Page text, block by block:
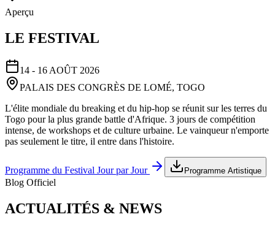
Aperçu
LE FESTIVAL
14 - 16 AOÛT 2026
PALAIS DES CONGRÈS DE LOMÉ, TOGO
L'élite mondiale du breaking et du hip-hop se réunit sur les terres du
Togo pour la plus grande battle d'Afrique. 3 jours de compétition
intense, de workshops et de culture urbaine. Le vainqueur n'emporte
pas seulement le titre, il entre dans l'histoire.
Programme du Festival Jour par Jour Programme Artistique
Blog Officiel
ACTUALITÉS & NEWS